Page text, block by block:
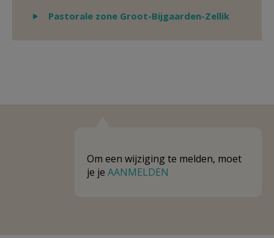
Weergeven
Pastorale zone Groot-Bijgaarden-Zellik
Om een wijziging te melden, moet
je je AANMELDEN